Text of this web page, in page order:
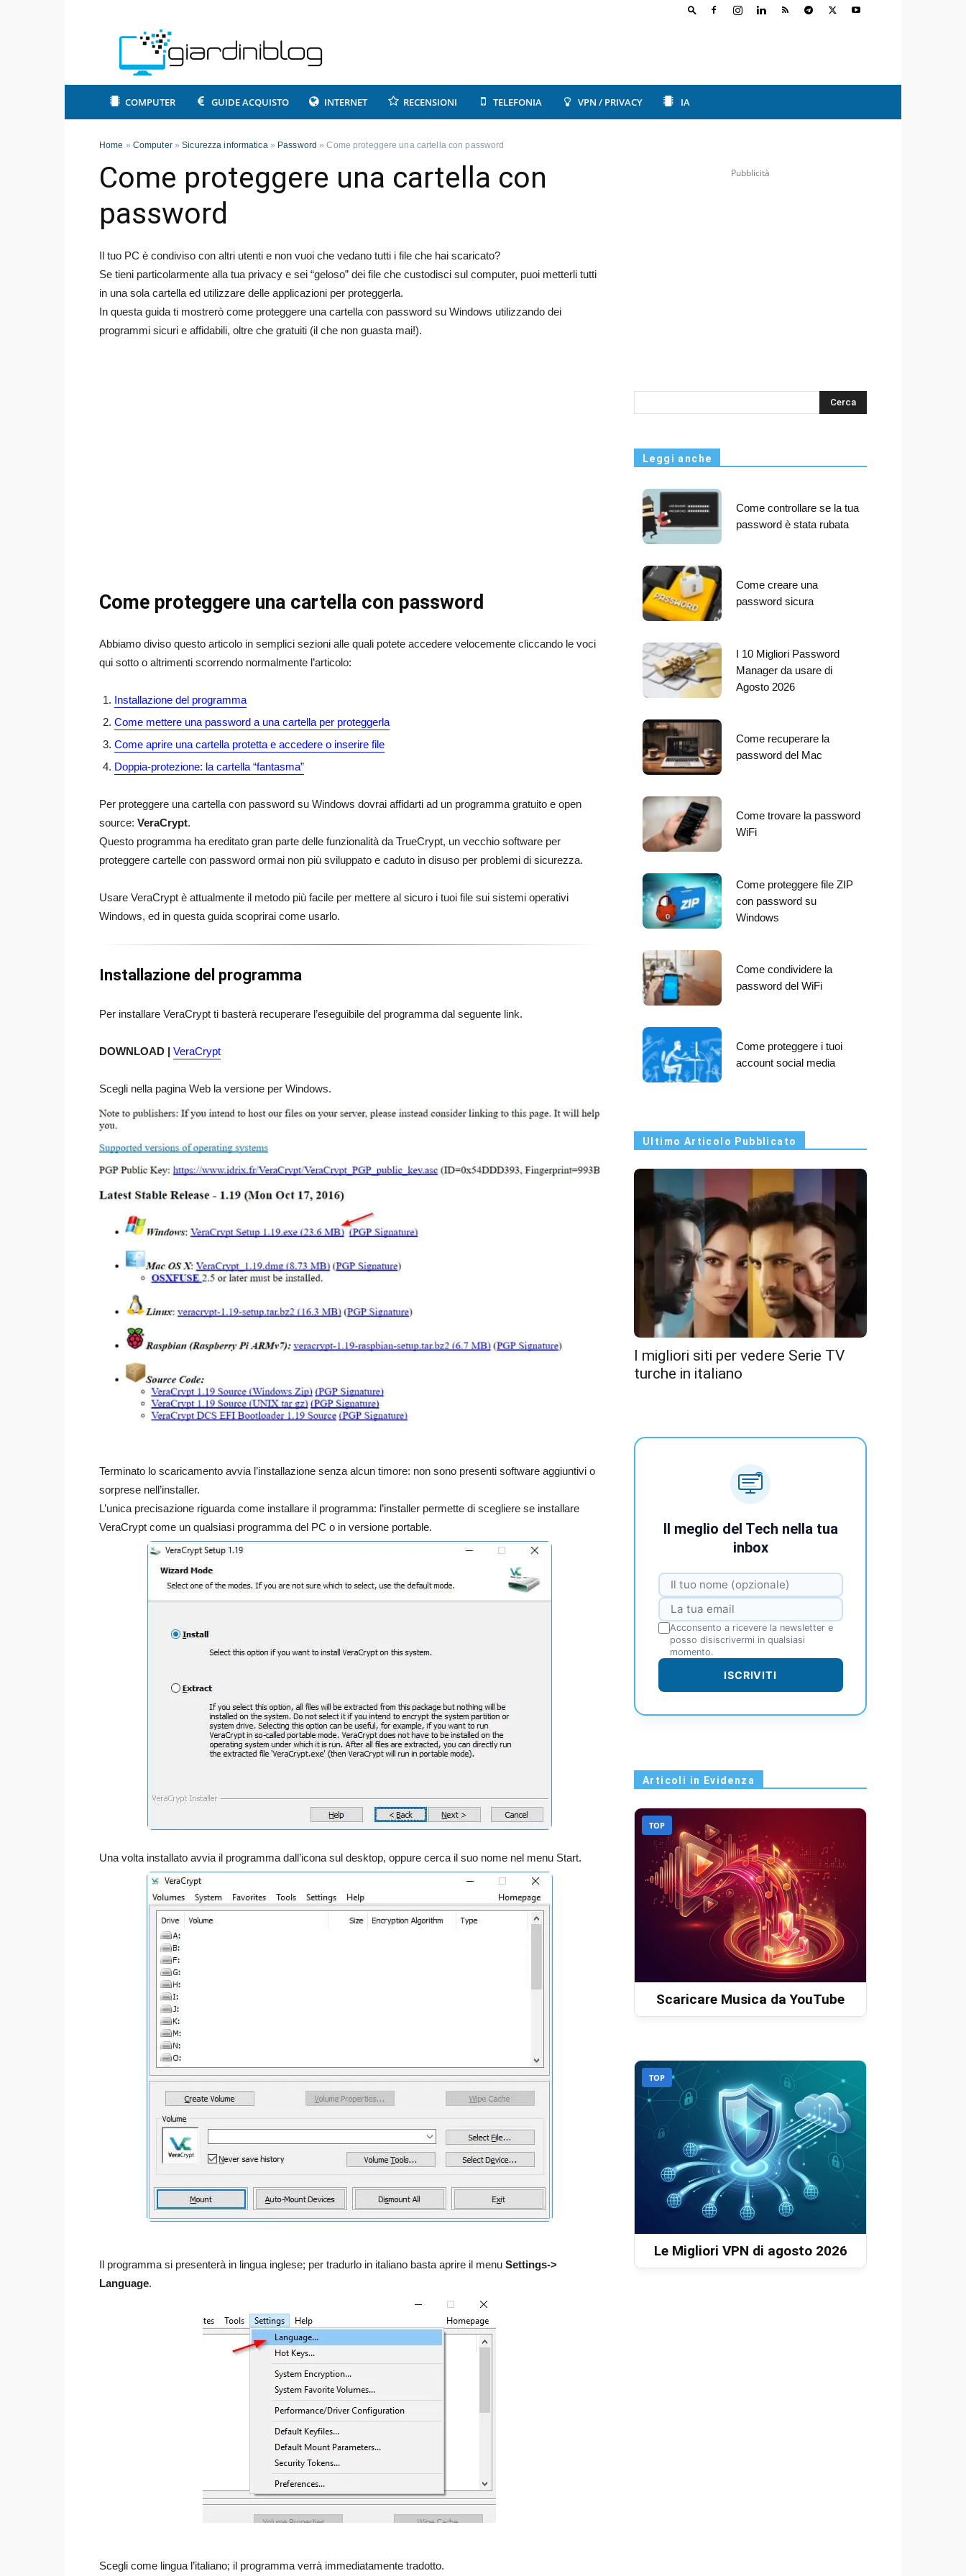
COMPUTER GUIDE ACQUISTO INTERNET RECENSIONI TELEFONIA VPN / PRIVACY IA
Home » Computer»Sicurezza informatica» Password »Come proteggere una cartella con password
Come proteggere una cartella con
password
Il tuo PC è condiviso con altri utenti e non vuoi che vedano tutti i file che hai scaricato?
Se tieni particolarmente alla tua privacy e sei “geloso” dei file che custodisci sul computer, puoi metterli tutti
in una sola cartella ed utilizzare delle applicazioni per proteggerla.
In questa guida ti mostrerò come proteggere una cartella con password su Windows utilizzando dei
programmi sicuri e affidabili, oltre che gratuiti (il che non guasta mai!).
Come proteggere una cartella con password
Abbiamo diviso questo articolo in semplici sezioni alle quali potete accedere velocemente cliccando le voci
qui sotto o altrimenti scorrendo normalmente l’articolo:
Installazione del programma
Come mettere una password a una cartella per proteggerla
Come aprire una cartella protetta e accedere o inserire file
Doppia-protezione: la cartella “fantasma”
Per proteggere una cartella con password su Windows dovrai affidarti ad un programma gratuito e open
source: VeraCrypt.
Questo programma ha ereditato gran parte delle funzionalità da TrueCrypt, un vecchio software per
proteggere cartelle con password ormai non più sviluppato e caduto in disuso per problemi di sicurezza.
Usare VeraCrypt è attualmente il metodo più facile per mettere al sicuro i tuoi file sui sistemi operativi
Windows, ed in questa guida scoprirai come usarlo.
Installazione del programma
Per installare VeraCrypt ti basterà recuperare l’eseguibile del programma dal seguente link.
DOWNLOAD | VeraCrypt
Scegli nella pagina Web la versione per Windows.
Terminato lo scaricamento avvia l’installazione senza alcun timore: non sono presenti software aggiuntivi o
sorprese nell’installer.
L’unica precisazione riguarda come installare il programma: l’installer permette di scegliere se installare
VeraCrypt come un qualsiasi programma del PC o in versione portable.
Una volta installato avvia il programma dall’icona sul desktop, oppure cerca il suo nome nel menu Start.
Il programma si presenterà in lingua inglese; per tradurlo in italiano basta aprire il menu Settings->
Language.
Scegli come lingua l’italiano; il programma verrà immediatamente tradotto.
Pubblicità
s
Leggi anche
Come controllare se la tua
password è stata rubata
Come creare una
password sicura
I 10 Migliori Password
Manager da usare di
Agosto 2026
Come recuperare la
password del Mac
Come trovare la password
WiFi
Come proteggere file ZIP
con password su
Windows
Come condividere la
password del WiFi
Come proteggere i tuoi
account social media
Ultimo Articolo Pubblicato
I migliori siti per vedere Serie TV
turche in italiano
Il meglio del Tech nella tua
inbox
Acconsento a ricevere la newsletter e
posso disiscrivermi in qualsiasi
momento.
ISCRIVITI
Articoli in Evidenza
TOP
Scaricare Musica da YouTube
TOP
Le Migliori VPN di agosto 2026